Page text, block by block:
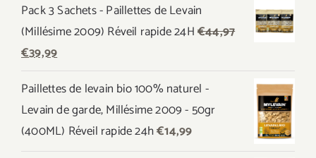
Pack 3 Sachets - Paillettes de Levain
(Millésime 2009) Réveil rapide 24H€44,97
Le
initial
était :
€44,97.
€39,99Le
actuel
est :
€39,99.
Paillettes de levain bio 100% naturel -
Levain de garde, Millésime 2009 - 50gr
(400ML) Réveil rapide 24h€14,99